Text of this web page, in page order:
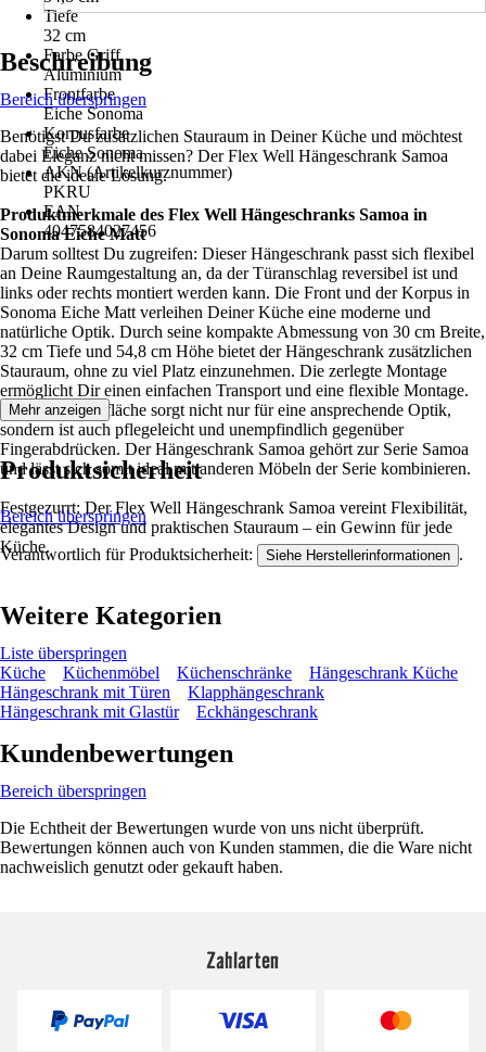
Tiefe
32 cm
Farbe Griff
Aluminium
Frontfarbe
Eiche Sonoma
Korpusfarbe
Eiche Sonoma
AKN (Artikelkurznummer)
PKRU
EAN
4047584027456
Beschreibung
Bereich überspringen
Benötigst Du zusätzlichen Stauraum in Deiner Küche und möchtest
dabei Eleganz nicht missen? Der Flex Well Hängeschrank Samoa
bietet die ideale Lösung.
Produktmerkmale des Flex Well Hängeschranks Samoa in
Sonoma Eiche Matt
Darum solltest Du zugreifen: Dieser Hängeschrank passt sich flexibel
an Deine Raumgestaltung an, da der Türanschlag reversibel ist und
links oder rechts montiert werden kann. Die Front und der Korpus in
Sonoma Eiche Matt verleihen Deiner Küche eine moderne und
natürliche Optik. Durch seine kompakte Abmessung von 30 cm Breite,
32 cm Tiefe und 54,8 cm Höhe bietet der Hängeschrank zusätzlichen
Stauraum, ohne zu viel Platz einzunehmen. Die zerlegte Montage
ermöglicht Dir einen einfachen Transport und eine flexible Montage.
Die matte Oberfläche sorgt nicht nur für eine ansprechende Optik,
sondern ist auch pflegeleicht und unempfindlich gegenüber
Fingerabdrücken. Der Hängeschrank Samoa gehört zur Serie Samoa
und lässt sich somit ideal mit anderen Möbeln der Serie kombinieren.
Festgezurrt: Der Flex Well Hängeschrank Samoa vereint Flexibilität,
elegantes Design und praktischen Stauraum – ein Gewinn für jede
Küche.
Mehr anzeigen
Produktsicherheit
Bereich überspringen
Verantwortlich für Produktsicherheit: Siehe Herstellerinformationen .
Weitere Kategorien
Liste überspringen
Küche
Küchenmöbel Küchenschränke
Hängeschrank Küche
Hängeschrank mit Türen
Klapphängeschrank
Hängeschrank mit Glastür
Eckhängeschrank
Kundenbewertungen
Bereich überspringen
Die Echtheit der Bewertungen wurde von uns nicht überprüft.
Bewertungen können auch von Kunden stammen, die die Ware nicht
nachweislich genutzt oder gekauft haben.
Zahlarten